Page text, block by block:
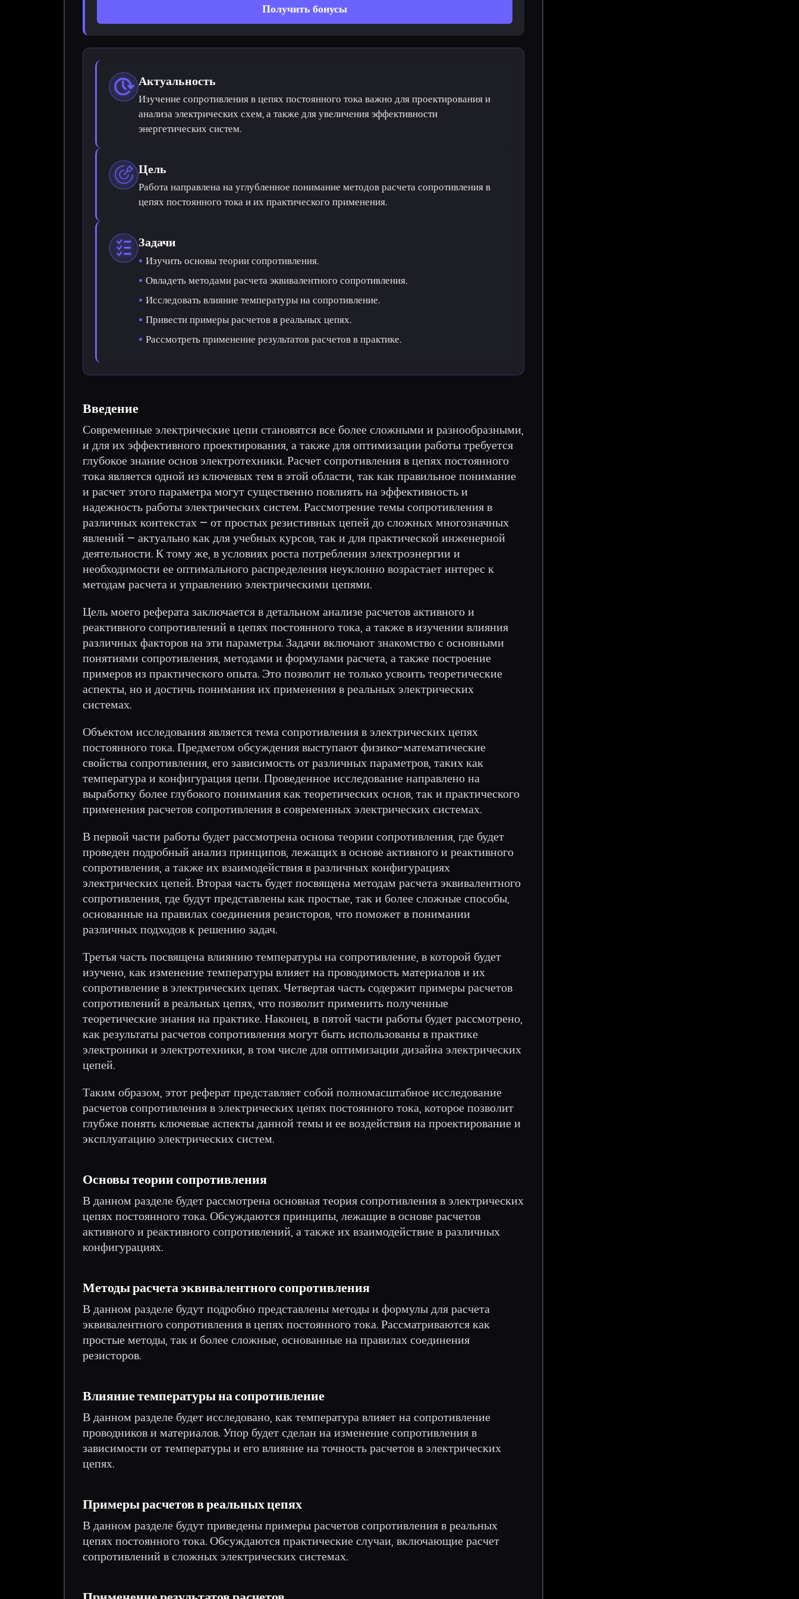
Получить бонусы
Актуальность
Изучение сопротивления в цепях постоянного тока важно для проектирования и
анализа электрических схем, а также для увеличения эффективности
энергетических систем.
Цель
Работа направлена на углубленное понимание методов расчета сопротивления в
цепях постоянного тока и их практического применения.
Задачи
Изучить основы теории сопротивления.
Овладеть методами расчета эквивалентного сопротивления.
Исследовать влияние температуры на сопротивление.
Привести примеры расчетов в реальных цепях.
Рассмотреть применение результатов расчетов в практике.
Введение
Современные электрические цепи становятся все более сложными и разнообразными,
и для их эффективного проектирования, а также для оптимизации работы требуется
глубокое знание основ электротехники. Расчет сопротивления в цепях постоянного
тока является одной из ключевых тем в этой области, так как правильное понимание
и расчет этого параметра могут существенно повлиять на эффективность и
надежность работы электрических систем. Рассмотрение темы сопротивления в
различных контекстах – от простых резистивных цепей до сложных многозначных
явлений – актуально как для учебных курсов, так и для практической инженерной
деятельности. К тому же, в условиях роста потребления электроэнергии и
необходимости ее оптимального распределения неуклонно возрастает интерес к
методам расчета и управлению электрическими цепями.
Цель моего реферата заключается в детальном анализе расчетов активного и
реактивного сопротивлений в цепях постоянного тока, а также в изучении влияния
различных факторов на эти параметры. Задачи включают знакомство с основными
понятиями сопротивления, методами и формулами расчета, а также построение
примеров из практического опыта. Это позволит не только усвоить теоретические
аспекты, но и достичь понимания их применения в реальных электрических
системах.
Объектом исследования является тема сопротивления в электрических цепях
постоянного тока. Предметом обсуждения выступают физико-математические
свойства сопротивления, его зависимость от различных параметров, таких как
температура и конфигурация цепи. Проведенное исследование направлено на
выработку более глубокого понимания как теоретических основ, так и практического
применения расчетов сопротивления в современных электрических системах.
В первой части работы будет рассмотрена основа теории сопротивления, где будет
проведен подробный анализ принципов, лежащих в основе активного и реактивного
сопротивления, а также их взаимодействия в различных конфигурациях
электрических цепей. Вторая часть будет посвящена методам расчета эквивалентного
сопротивления, где будут представлены как простые, так и более сложные способы,
основанные на правилах соединения резисторов, что поможет в понимании
различных подходов к решению задач.
Третья часть посвящена влиянию температуры на сопротивление, в которой будет
изучено, как изменение температуры влияет на проводимость материалов и их
сопротивление в электрических цепях. Четвертая часть содержит примеры расчетов
сопротивлений в реальных цепях, что позволит применить полученные
теоретические знания на практике. Наконец, в пятой части работы будет рассмотрено,
как результаты расчетов сопротивления могут быть использованы в практике
электроники и электротехники, в том числе для оптимизации дизайна электрических
цепей.
Таким образом, этот реферат представляет собой полномасштабное исследование
расчетов сопротивления в электрических цепях постоянного тока, которое позволит
глубже понять ключевые аспекты данной темы и ее воздействия на проектирование и
эксплуатацию электрических систем.
Основы теории сопротивления
В данном разделе будет рассмотрена основная теория сопротивления в электрических
цепях постоянного тока. Обсуждаются принципы, лежащие в основе расчетов
активного и реактивного сопротивлений, а также их взаимодействие в различных
конфигурациях.
Методы расчета эквивалентного сопротивления
В данном разделе будут подробно представлены методы и формулы для расчета
эквивалентного сопротивления в цепях постоянного тока. Рассматриваются как
простые методы, так и более сложные, основанные на правилах соединения
резисторов.
Влияние температуры на сопротивление
В данном разделе будет исследовано, как температура влияет на сопротивление
проводников и материалов. Упор будет сделан на изменение сопротивления в
зависимости от температуры и его влияние на точность расчетов в электрических
цепях.
Примеры расчетов в реальных цепях
В данном разделе будут приведены примеры расчетов сопротивления в реальных
цепях постоянного тока. Обсуждаются практические случаи, включающие расчет
сопротивлений в сложных электрических системах.